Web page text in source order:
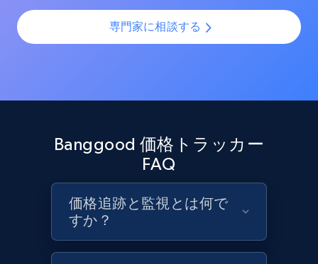
price, Currency, Sold, and more.
1.6K+ 181+ 今すぐ始める
URL, Product id, Title, Product description,
Rating, Reviews count, Initial price, Discount,
1.3K+ 175+ 今すぐ始める
専門家に相談する
Banggood 価格トラッカー
FAQ
価格追跡と監視とは何で
すか？